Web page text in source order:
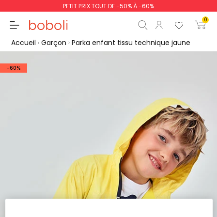
PETIT PRIX TOUT DE -50% À -60%
0
0,00 €
Commencer la
Accueil Garçon Parka enfant tissu technique jaune
-60%